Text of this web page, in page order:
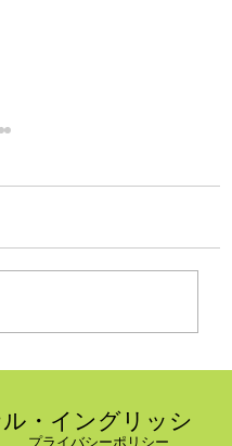
・イングリッシ